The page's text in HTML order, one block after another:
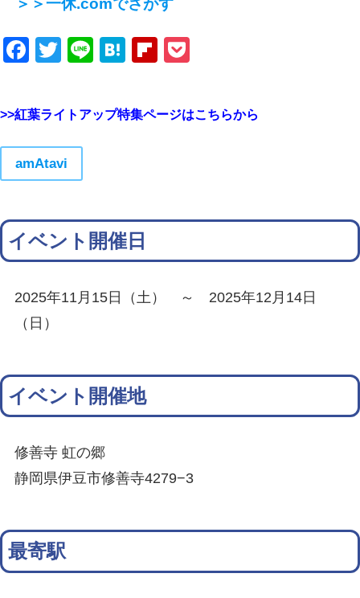
＞＞一休.comでさがす
Facebook
Twitter
LineHatenaFlipboard
>>紅葉ライトアップ特集ページはこちらから
amAtavi
イベント開催日
2025年11月15日（土） ～ 2025年12月14日
（日）
イベント開催地
修善寺 虹の郷
静岡県伊豆市修善寺4279−3
最寄駅